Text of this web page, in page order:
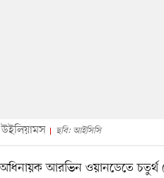
ছবি: আইসিসি
অধিনায়ক আরভিন ওয়ানডেতে